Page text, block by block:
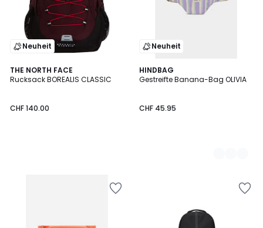
Neuheit
THE NORTH FACE
Rucksack BOREALIS CLASSIC
CHF 140.00
Neuheit
HINDBAG
Gestreifte Banana-Bag OLIVIA
CHF 45.95
3
Farben